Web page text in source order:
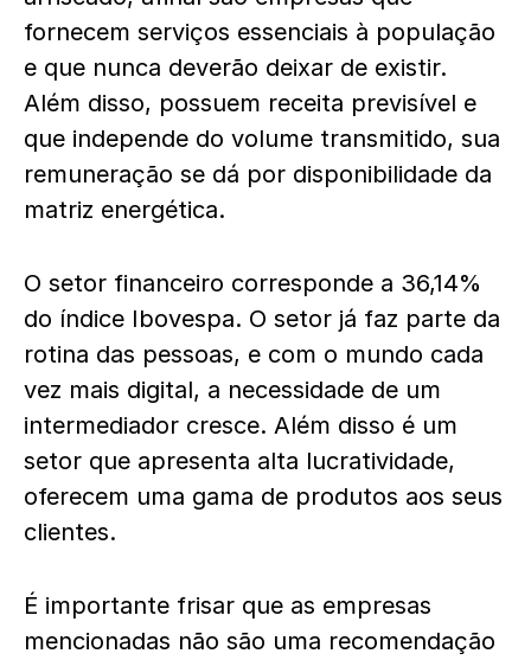
fornecem serviços essenciais à população
e que nunca deverão deixar de existir.
Além disso, possuem receita previsível e
que independe do volume transmitido, sua
remuneração se dá por disponibilidade da
matriz energética.
O setor financeiro corresponde a 36,14%
do índice Ibovespa. O setor já faz parte da
rotina das pessoas, e com o mundo cada
vez mais digital, a necessidade de um
intermediador cresce. Além disso é um
setor que apresenta alta lucratividade,
oferecem uma gama de produtos aos seus
clientes.
É importante frisar que as empresas
mencionadas não são uma recomendação